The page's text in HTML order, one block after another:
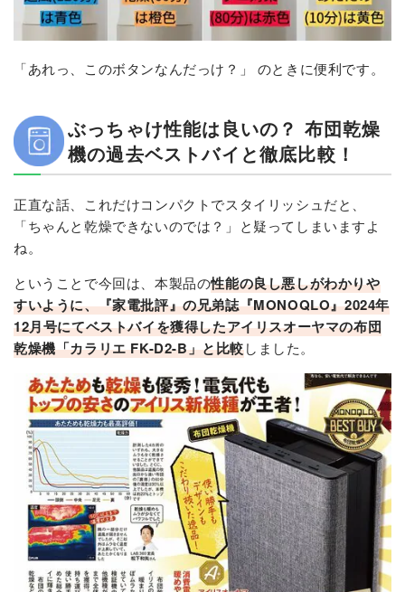
「あれっ、このボタンなんだっけ？」 のときに便利です。
ぶっちゃけ性能は良いの？ 布団乾燥
機の過去ベストバイと徹底比較！
正直な話、これだけコンパクトでスタイリッシュだと、
「ちゃんと乾燥できないのでは？」と疑ってしまいますよ
ね。
ということで今回は、本製品の性能の良し悪しがわかりや
すいように、『家電批評』の兄弟誌『MONOQLO』2024年
12月号にてベストバイを獲得したアイリスオーヤマの布団
乾燥機「カラリエ FK-D2-B」と比較しました。